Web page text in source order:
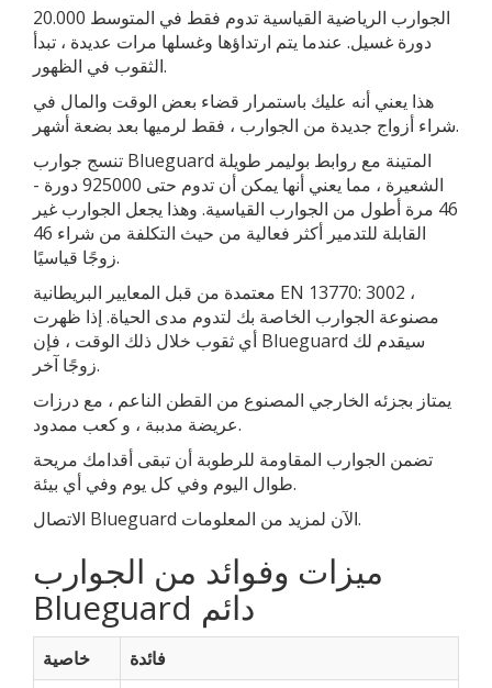
الجوارب الرياضية القياسية تدوم فقط في المتوسط ​​20.000
دورة غسيل. عندما يتم ارتداؤها وغسلها مرات عديدة ، تبدأ
الثقوب في الظهور.
هذا يعني أنه عليك باستمرار قضاء بعض الوقت والمال في
شراء أزواج جديدة من الجوارب ، فقط لرميها بعد بضعة أشهر.
تنسج جوارب Blueguard المتينة مع روابط بوليمر طويلة
الشعيرة ، مما يعني أنها يمكن أن تدوم حتى 925000 دورة -
46 مرة أطول من الجوارب القياسية. وهذا يجعل الجوارب غير
القابلة للتدمير أكثر فعالية من حيث التكلفة من شراء 46
زوجًا قياسيًا.
معتمدة من قبل المعايير البريطانية EN 13770: 3002 ،
مصنوعة الجوارب الخاصة بك لتدوم مدى الحياة. إذا ظهرت
أي ثقوب خلال ذلك الوقت ، فإن Blueguard سيقدم لك
زوجًا آخر.
يمتاز بجزئه الخارجي المصنوع من القطن الناعم ، مع درزات
عريضة مدببة ، و كعب ممدود.
تضمن الجوارب المقاومة للرطوبة أن تبقى أقدامك مريحة
طوال اليوم وفي كل يوم وفي أي بيئة.
الاتصال Blueguard الآن لمزيد من المعلومات.
ميزات وفوائد من الجوارب
Blueguard دائم
خاصية
فائدة